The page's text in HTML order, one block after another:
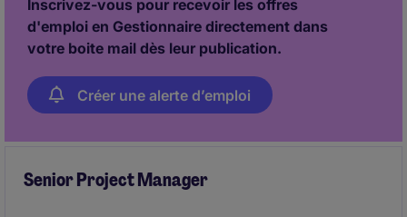
Inscrivez-vous pour recevoir les offres
d'emploi en Gestionnaire directement dans
votre boite mail dès leur publication.
Créer une alerte d’emploi
Senior Project Manager